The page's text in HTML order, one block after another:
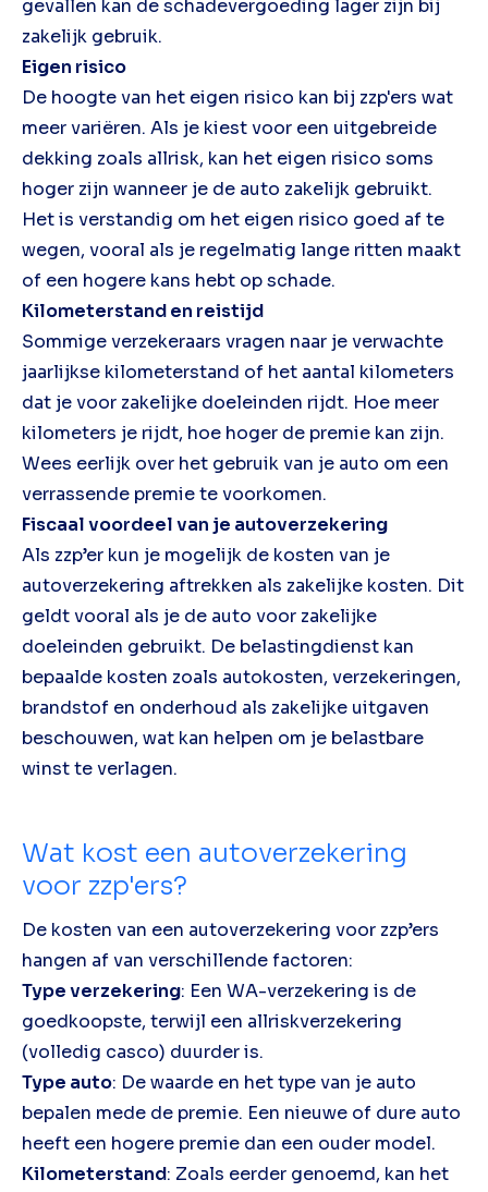
gevallen kan de schadevergoeding lager zijn bij
zakelijk gebruik.
Eigen risico
De hoogte van het eigen risico kan bij zzp'ers wat
meer variëren. Als je kiest voor een uitgebreide
dekking zoals allrisk, kan het eigen risico soms
hoger zijn wanneer je de auto zakelijk gebruikt.
Het is verstandig om het eigen risico goed af te
wegen, vooral als je regelmatig lange ritten maakt
of een hogere kans hebt op schade.
Kilometerstand en reistijd
Sommige verzekeraars vragen naar je verwachte
jaarlijkse kilometerstand of het aantal kilometers
dat je voor zakelijke doeleinden rijdt. Hoe meer
kilometers je rijdt, hoe hoger de premie kan zijn.
Wees eerlijk over het gebruik van je auto om een
verrassende premie te voorkomen.
Fiscaal voordeel van je autoverzekering
Als zzp’er kun je mogelijk de kosten van je
autoverzekering aftrekken als zakelijke kosten. Dit
geldt vooral als je de auto voor zakelijke
doeleinden gebruikt. De belastingdienst kan
bepaalde kosten zoals autokosten, verzekeringen,
brandstof en onderhoud als zakelijke uitgaven
beschouwen, wat kan helpen om je belastbare
winst te verlagen.
Wat kost een autoverzekering
voor zzp'ers?
De kosten van een autoverzekering voor zzp’ers
hangen af van verschillende factoren:
Type verzekering: Een WA-verzekering is de
goedkoopste, terwijl een allriskverzekering
(volledig casco) duurder is.
Type auto: De waarde en het type van je auto
bepalen mede de premie. Een nieuwe of dure auto
heeft een hogere premie dan een ouder model.
Kilometerstand: Zoals eerder genoemd, kan het